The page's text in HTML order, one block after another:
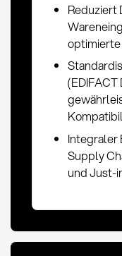
Reduziert
(EDIFACT
Integraler
Supply
und Just-